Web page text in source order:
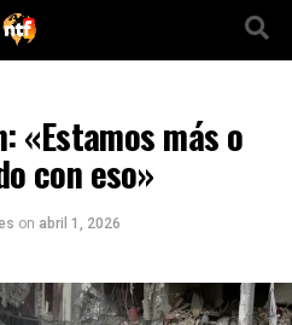
«Estamos más o
con eso»
on abril 1, 2026